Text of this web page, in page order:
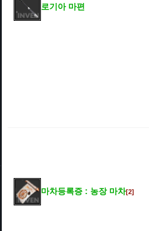
로기아 마편
마차등록증 : 농장 마차[2]